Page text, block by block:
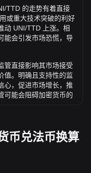
TTD 的走势有着直接
或重大技术突破的利好
动 UNI/TTD 上涨。相
能会引发市场恐慌，导
管直接影响其市场接受
值。明确且支持性的监
心，促进市场增长，推
可能会阻碍加密货币的
定性作用，并间接影响
削弱市场对法币的信
为避险工具，进而推
币兑法币换算